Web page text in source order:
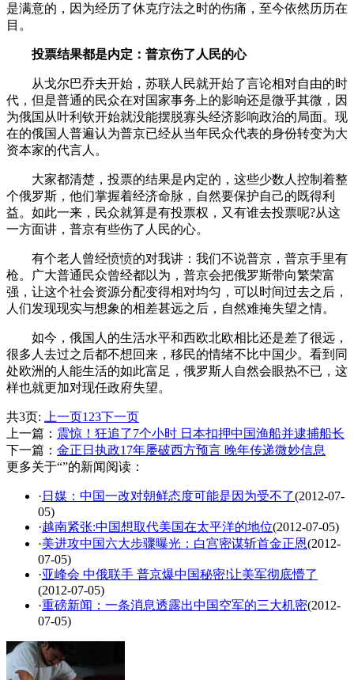
是满意的，因为经历了休克疗法之时的伤痛，至今依然历历在
目。
投票结果都是内定：普京伤了人民的心
从戈尔巴乔夫开始，苏联人民就开始了言论相对自由的时
代，但是普通的民众在对国家事务上的影响还是微乎其微，因
为俄国从叶利钦开始就没能摆脱寡头经济影响政治的局面。现
在的俄国人普遍认为普京已经从当年民众代表的身份转变为大
资本家的代言人。
大家都清楚，投票的结果是内定的，这些少数人控制着整
个俄罗斯，他们掌握着经济命脉，自然要保护自己的既得利
益。如此一来，民众就算是有投票权，又有谁去投票呢?从这
一方面讲，普京有些伤了人民的心。
有个老人曾经愤愤的对我讲：我们不说普京，普京手里有
枪。广大普通民众曾经都以为，普京会把俄罗斯带向繁荣富
强，让这个社会资源分配变得相对均匀，可以时间过去之后，
人们发现现实与想象的相差甚远之后，自然难掩失望之情。
如今，俄国人的生活水平和西欧北欧相比还是差了很远，
很多人去过之后都不想回来，移民的情绪不比中国少。看到同
处欧洲的人能生活的如此富足，俄罗斯人自然会眼热不已，这
样也就更加对现任政府失望。
共3页: 上一页1 23下一页
上一篇： 震惊！狂追了7个小时 日本扣押中国渔船并逮捕船长
下一篇： 金正日执政17年屡破西方预言 晚年传递微妙信息
更多关于“”的新闻阅读：
· 日媒：中国一改对朝鲜态度可能是因为受不了(2012-07-
05)
·越南紧张:中国想取代美国在太平洋的地位(2012-07-05)
·美进攻中国六大步骤曝光：白宫密谋斩首金正恩(2012-
07-05)
·亚峰会 中俄联手 普京爆中国秘密!让美军彻底懵了
(2012-07-05)
·重磅新闻：一条消息透露出中国空军的三大机密(2012-
07-05)